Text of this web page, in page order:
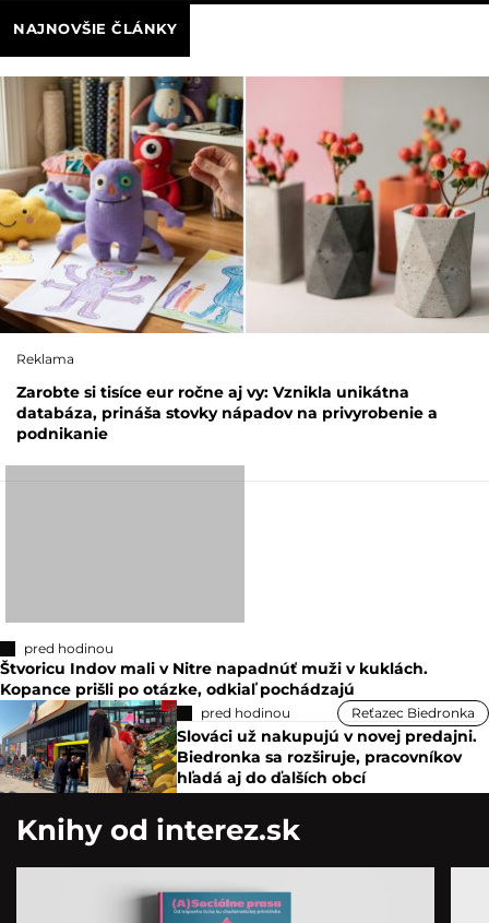
NAJNOVŠIE ČLÁNKY
Reklama
Zarobte si tisíce eur ročne aj vy: Vznikla unikátna
databáza, prináša stovky nápadov na privyrobenie a
podnikanie
pred hodinou
Štvoricu Indov mali v Nitre napadnúť muži v kuklách.
Kopance prišli po otázke, odkiaľ pochádzajú
pred hodinou Reťazec Biedronka
Slováci už nakupujú v novej predajni.
Biedronka sa rozširuje, pracovníkov
hľadá aj do ďalších obcí
Knihy od interez.sk